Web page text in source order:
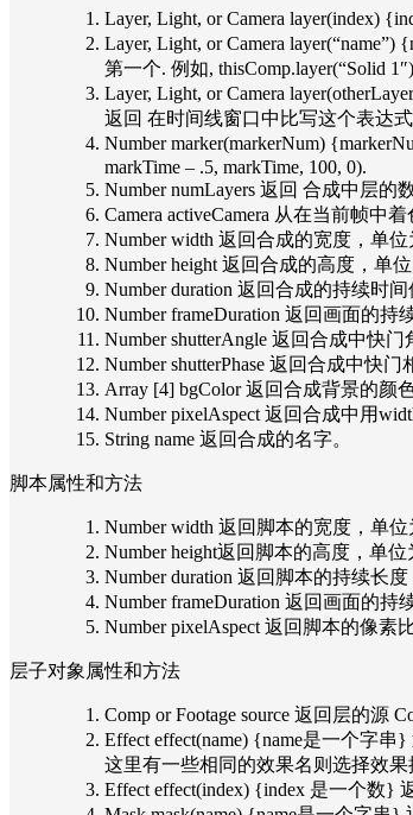
Layer, Light, or Camera layer(index)
Layer, Light, or Camera
第一个. 例如, thisComp.layer(“Solid
Layer, Light, or Camera
返回 在时间线窗口中比写这个表达
Number marker(markerNum)
markTime – .5, markTime, 100, 0).
Number numLayers 返回 合成中层的
Camera activeCamera 从在当前帧中
Number width 返回合成的宽度，单位
Number height 返回合成的高度，单位
Number duration 返回合成的持续时间
Number frameDuration 返回画面的持
Number shutterAngle 返回合成中快门
Number shutterPhase 返回合成中快门
Array [4] bgColor 返回合成背景的颜色
Number pixelAspect 返回合成中用
String name 返回合成的名字。
脚本属性和方法
Number width 返回脚本的宽度，单位
Number height返回脚本的高度，单位
Number duration 返回脚本的持续长度
Number frameDuration 返回画面的持
Number pixelAspect 返回脚本的像素
层子对象属性和方法
Comp or Footage source 返回层的源
Effect effect(name) {name是一个字
这里有一些相同的效果名则选择效
Effect effect(index) {index 是一个数}